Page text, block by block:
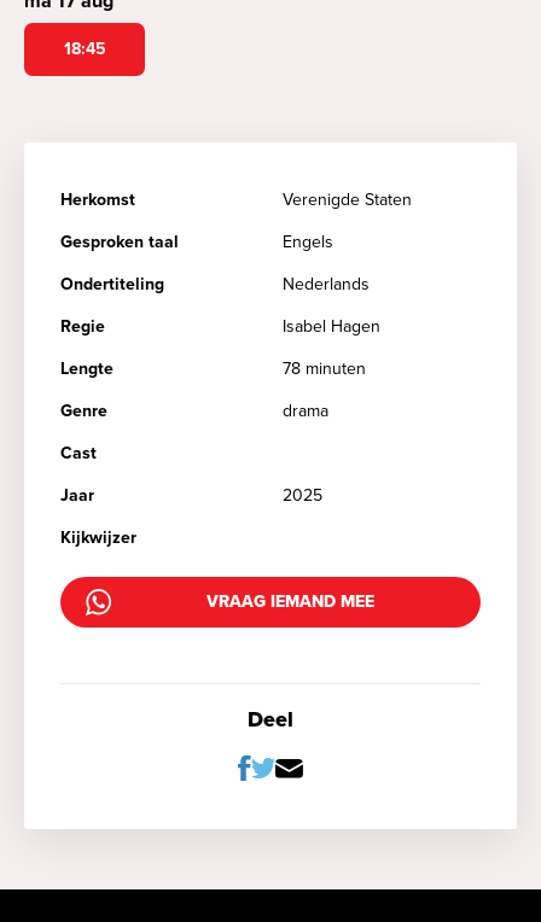
Herkomst
Verenigde Staten
Gesproken taal
Engels
Ondertiteling
Nederlands
Regie
Isabel Hagen
Lengte
78 minuten
Genre
drama
Cast
Jaar
2025
Kijkwijzer
VRAAG IEMAND MEE
Deel
18:45